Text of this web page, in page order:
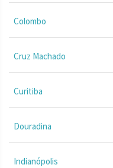
Colombo
Cruz Machado
Curitiba
Douradina
Indianópolis